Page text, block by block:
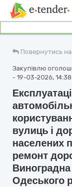
Повернутись
Закупівлю
- 19-03-2026, 14:38
вулиць і
населених
ремонт
Одеського